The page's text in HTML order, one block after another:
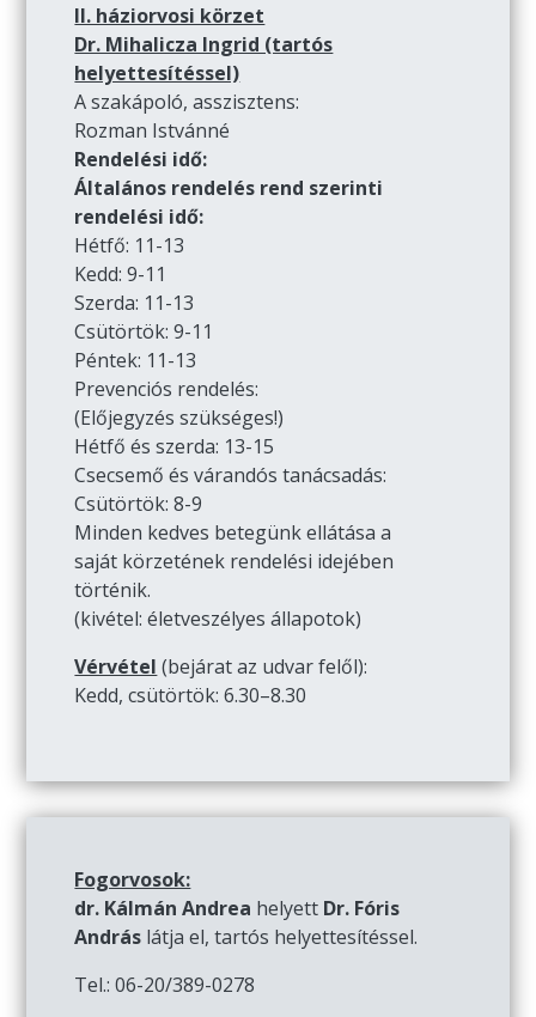
II. háziorvosi körzet
Dr. Mihalicza Ingrid (tartós
helyettesítéssel)
A szakápoló, asszisztens:
Rozman Istvánné
Rendelési idő:
Általános rendelés rend szerinti
rendelési idő:
Hétfő: 11-13
Kedd: 9-11
Szerda: 11-13
Csütörtök: 9-11
Péntek: 11-13
Prevenciós rendelés:
(Előjegyzés szükséges!)
Hétfő és szerda: 13-15
Csecsemő és várandós tanácsadás:
Csütörtök: 8-9
Minden kedves betegünk ellátása a
saját körzetének rendelési idejében
történik.
(kivétel: életveszélyes állapotok)
Vérvétel (bejárat az udvar felől):
Kedd, csütörtök: 6.30–8.30
Fogorvosok:
dr. Kálmán Andrea helyett Dr. Fóris
András látja el, tartós helyettesítéssel.
Tel.: 06-20/389-0278